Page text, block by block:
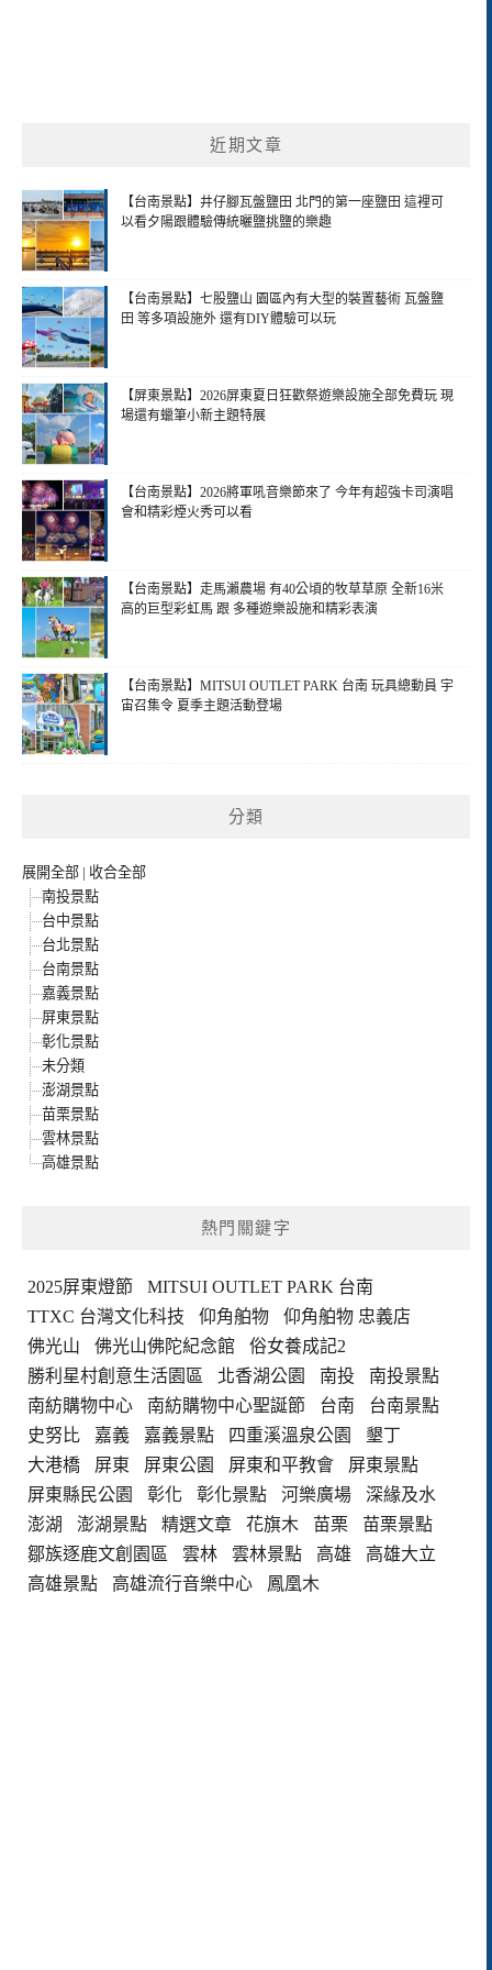
近期文章
【台南景點】井仔腳瓦盤鹽田 北門的第一座鹽田 這裡可
以看夕陽跟體驗傳統曬鹽挑鹽的樂趣
【台南景點】七股鹽山 園區內有大型的裝置藝術 瓦盤鹽
田 等多項設施外 還有DIY體驗可以玩
【屏東景點】2026屏東夏日狂歡祭遊樂設施全部免費玩 現
場還有蠟筆小新主題特展
【台南景點】2026將軍吼音樂節來了 今年有超強卡司演唱
會和精彩煙火秀可以看
【台南景點】走馬瀨農場 有40公頃的牧草草原 全新16米
高的巨型彩虹馬 跟 多種遊樂設施和精彩表演
【台南景點】MITSUI OUTLET PARK 台南 玩具總動員 宇
宙召集令 夏季主題活動登場
分類
展開全部 | 收合全部
南投景點
台中景點
台北景點
台南景點
嘉義景點
屏東景點
彰化景點
未分類
澎湖景點
苗栗景點
雲林景點
高雄景點
熱門關鍵字
2025屏東燈節
MITSUI OUTLET PARK 台南
TTXC 台灣文化科技
仰角舶物
仰角舶物 忠義店
佛光山
佛光山佛陀紀念館
俗女養成記2
勝利星村創意生活園區
北香湖公園 南投
南投景點
南紡購物中心
南紡購物中心聖誕節 台南
台南景點
史努比
嘉義 嘉義景點 四重溪溫泉公園
墾丁
大港橋
屏東 屏東公園 屏東和平教會
屏東景點
屏東縣民公園
彰化 彰化景點 河樂廣場
深緣及水
澎湖
澎湖景點 精選文章 花旗木 苗栗
苗栗景點
鄒族逐鹿文創園區
雲林 雲林景點 高雄
高雄大立
高雄景點
高雄流行音樂中心 鳳凰木